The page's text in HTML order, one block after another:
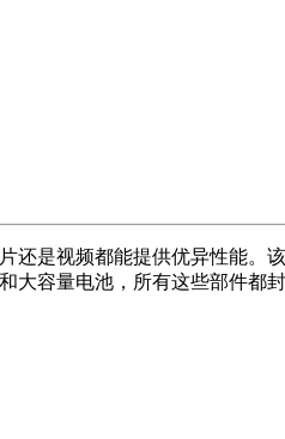
是视频都能提供优异性能。
容量电池，所有这些部件都